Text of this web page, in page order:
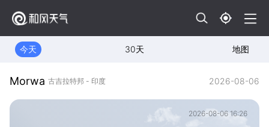
今天 30天 地图
Morwa 古吉拉特邦 - 印度 2026-08-06
2026-08-06 16:26